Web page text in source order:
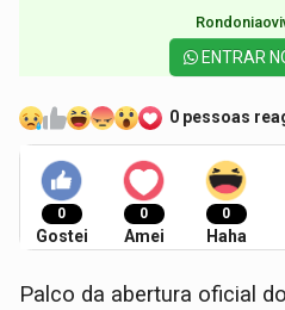
ENTRAR
0 pessoas
0
Gostei
0
Amei
0
Haha
Palco da abertura oficial